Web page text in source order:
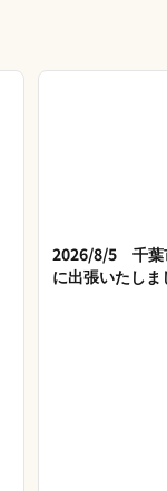
2026/8/5 千葉
に出張いたしま